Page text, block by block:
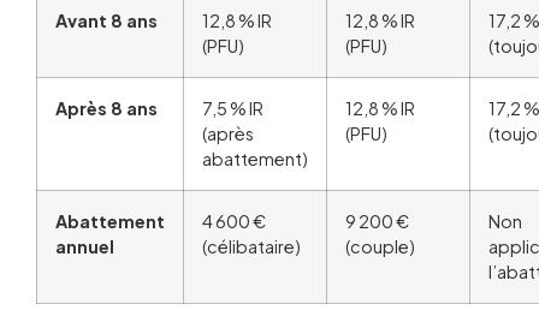
Avant 8 ans
12,8 % IR
(PFU)
12,8 % IR
(PFU)
17,2 %
Après 8 ans
7,5 % IR
(après
abattement)
12,8 % IR
(PFU)
17,2 %
Abattement
annuel
4 600 €
(célibataire)
9 200 €
(couple)
Non